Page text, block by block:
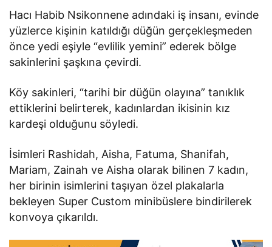
Hacı Habib Nsikonnene adındaki iş insanı, evinde
yüzlerce kişinin katıldığı düğün gerçekleşmeden
önce yedi eşiyle “evlilik yemini” ederek bölge
sakinlerini şaşkına çevirdi.
Köy sakinleri, “tarihi bir düğün olayına” tanıklık
ettiklerini belirterek, kadınlardan ikisinin kız
kardeşi olduğunu söyledi.
İsimleri Rashidah, Aisha, Fatuma, Shanifah,
Mariam, Zainah ve Aisha olarak bilinen 7 kadın,
her birinin isimlerini taşıyan özel plakalarla
bekleyen Super Custom minibüslere bindirilerek
konvoya çıkarıldı.